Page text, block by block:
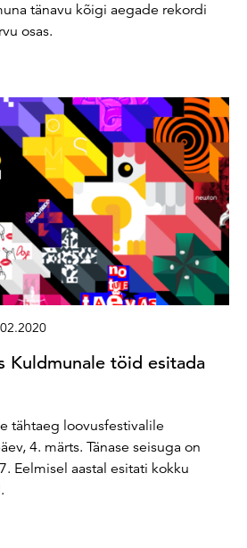
tänavu kõigi aegade rekordi
osas.
Kuldmunale töid esitada
tähtaeg loovusfestivalile
4. märts. Tänase seisuga on
Eelmisel aastal esitati kokku